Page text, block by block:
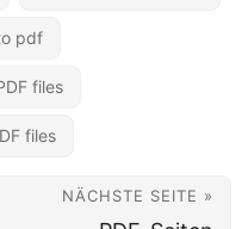
pdf
files
files
NÄCHSTE SEITE »